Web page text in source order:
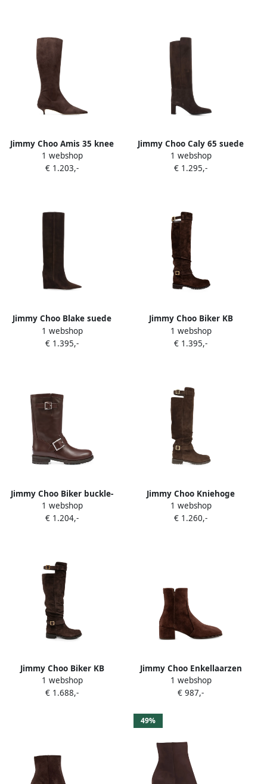
Jimmy Choo Amis 35 knee
boots Bruin
1 webshop
€ 1.203,-
Jimmy Choo Caly 65 suede
knee-high boots Bruin
1 webshop
€ 1.295,-
Jimmy Choo Blake suede
boots Bruin
1 webshop
€ 1.395,-
Jimmy Choo Biker KB
buckle-fastening boots
Bruin
1 webshop
€ 1.395,-
Jimmy Choo Biker buckle-
fastening boots Bruin
1 webshop
€ 1.204,-
Jimmy Choo Kniehoge
laarzen met gespsluiting
Bruin
1 webshop
€ 1.260,-
Jimmy Choo Biker KB
laarzen met gespbandje
Bruin
1 webshop
€ 1.688,-
Jimmy Choo Enkellaarzen
met vierkante neus Bruin
1 webshop
€ 987,-
49%